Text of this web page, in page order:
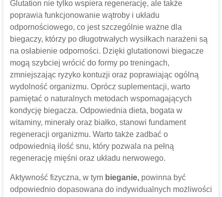
Glutation nie tylko wspiera regenerację, ale także
poprawia funkcjonowanie wątroby i układu
odpornościowego, co jest szczególnie ważne dla
biegaczy, którzy po długotrwałych wysiłkach narażeni są
na osłabienie odporności. Dzięki glutationowi biegacze
mogą szybciej wrócić do formy po treningach,
zmniejszając ryzyko kontuzji oraz poprawiając ogólną
wydolność organizmu. Oprócz suplementacji, warto
pamiętać o naturalnych metodach wspomagających
kondycję biegacza. Odpowiednia dieta, bogata w
witaminy, minerały oraz białko, stanowi fundament
regeneracji organizmu. Warto także zadbać o
odpowiednią ilość snu, który pozwala na pełną
regenerację mięśni oraz układu nerwowego.
Aktywność fizyczna, w tym bieganie,powinna być
odpowiednio dopasowana do indywidualnych możliwości